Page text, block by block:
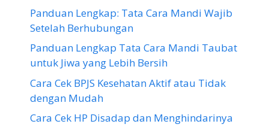
Panduan Lengkap: Tata Cara Mandi Wajib
Setelah Berhubungan
Panduan Lengkap Tata Cara Mandi Taubat
untuk Jiwa yang Lebih Bersih
Cara Cek BPJS Kesehatan Aktif atau Tidak
dengan Mudah
Cara Cek HP Disadap dan Menghindarinya